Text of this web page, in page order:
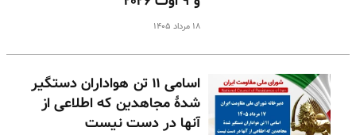
۱۸ مرداد ۱۴۰۵
اسامی ۱۱ تن هواداران دستگیر
شدهٔ مجاهدین که اطلاعی از
آنها در دست نیست